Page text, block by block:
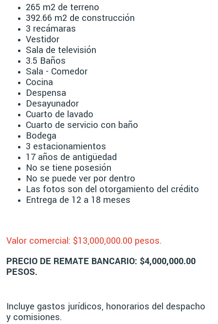
265 m2 de terreno
392.66 m2 de construcción
3 recámaras
Vestidor
Sala de televisión
3.5 Baños
Sala - Comedor
Cocina
Despensa
Desayunador
Cuarto de lavado
Cuarto de servicio con baño
Bodega
3 estacionamientos
17 años de antigüedad
No se tiene posesión
No se puede ver por dentro
Las fotos son del otorgamiento del crédito
Entrega de 12 a 18 meses
Valor comercial: $13,000,000.00 pesos.
PRECIO DE REMATE BANCARIO: $4,000,000.00
PESOS.
Incluye gastos jurídicos, honorarios del despacho
y comisiones.